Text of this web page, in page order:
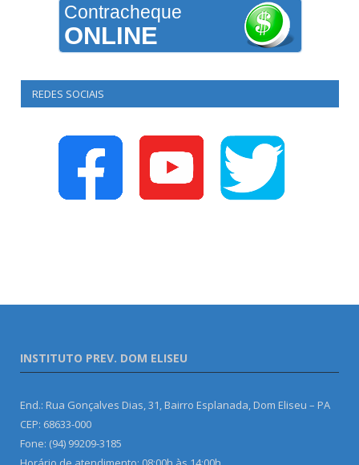
Contracheque
ONLINE
REDES SOCIAIS
INSTITUTO PREV. DOM ELISEU
End.: Rua Gonçalves Dias, 31, Bairro Esplanada, Dom Eliseu – PA
CEP: 68633-000
Fone: (94) 99209-3185